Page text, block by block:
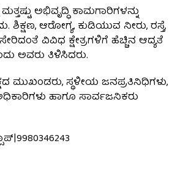
ಅಭಿವೃದ್ಧಿ ಕಾಮಗಾರಿಗಳನ್ನು
ಶಿಕ್ಷಣ, ಆರೋಗ್ಯ, ಕುಡಿಯುವ ನೀರು, ರಸ್ತೆ,
ವಿವಿಧ ಕ್ಷೇತ್ರಗಳಿಗೆ ಹೆಚ್ಚಿನ ಆದ್ಯತೆ
ಅವರು ತಿಳಿಸಿದರು.
ಮುಖಂಡರು, ಸ್ಥಳೀಯ ಜನಪ್ರತಿನಿಧಿಗಳು,
ಹಾಗೂ ಸಾರ್ವಜನಿಕರು